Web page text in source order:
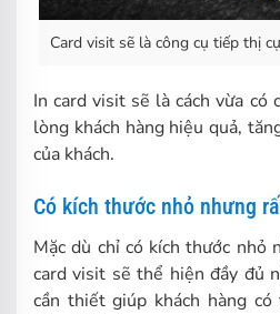
Card visit sẽ là công cụ tiếp thị
In card visit sẽ là cách vừa có
lòng khách hàng hiệu quả,
của khách.
Có kích thước nhỏ nhưng
Mặc dù chỉ có kích thước nhỏ
card visit sẽ thể hiện đầy đủ
cần thiết giúp khách hàng